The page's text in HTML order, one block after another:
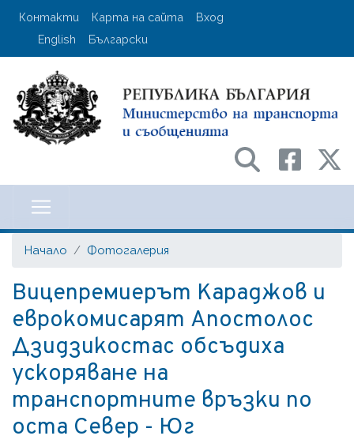
Премини
User account menu
Контакти Карта на сайта
Вход
English
Български
на транспорта
Начало Фотогалерия
Вицепремиерът Караджов и
еврокомисарят Апостолос
Дзидзикостас обсъдиха
ускоряване на
транспортните връзки по
оста Север - Юг